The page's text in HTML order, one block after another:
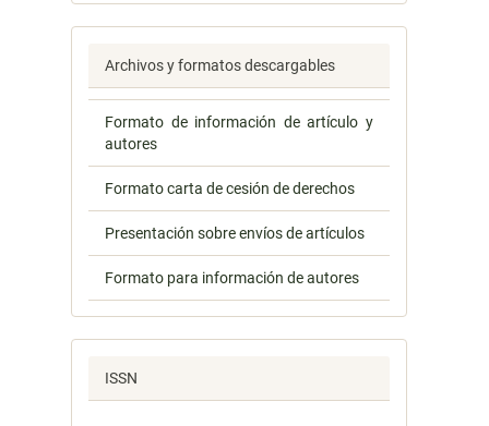
Archivos y formatos descargables
Formato de información de artículo y
autores
Formato carta de cesión de derechos
Presentación sobre envíos de artículos
Formato para información de autores
ISSN